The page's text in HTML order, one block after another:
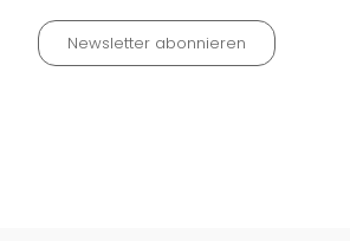
Newsletter abonnieren